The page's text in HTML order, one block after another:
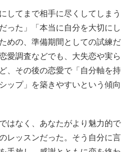
してまで相手に尽くしてしまう
った」「本当に自分を大切にし
めの、準備期間としての試練だ
愛調査などでも、大失恋や実ら
、その後の恋愛で「自分軸を持
ップ」を築きやすいという傾向
はなく、あなたがより魅力的で
レッスンだった。そう自分に言